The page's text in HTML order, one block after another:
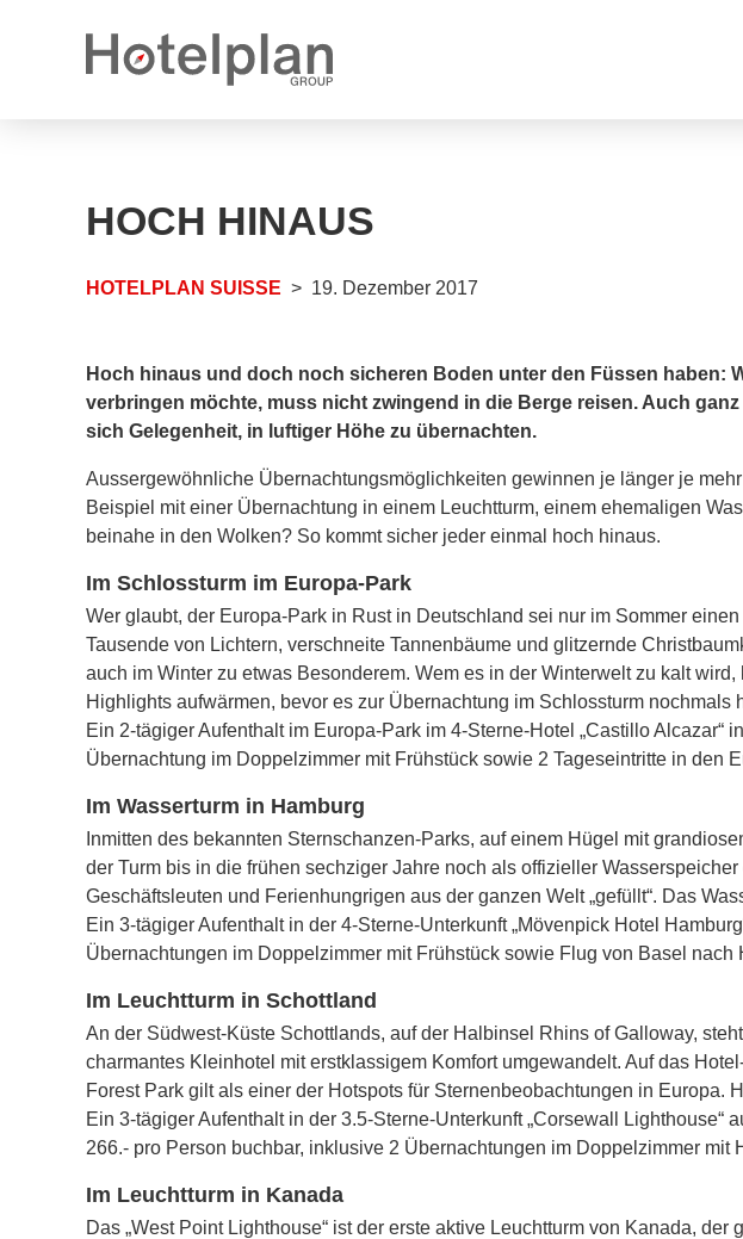
Jahresberichte
Logos
Offene Stellen
Offene Lehrstellen
HOCH HINAUS
HOTELPLAN SUISSE 19. Dezember 2017
Hoch hinaus und doch noch sicheren Boden unter den Füssen haben:
verbringen möchte, muss nicht zwingend in die Berge reisen. Auch
sich Gelegenheit, in luftiger Höhe zu übernachten.
Aussergewöhnliche Übernachtungsmöglichkeiten gewinnen je länger je
Beispiel mit einer Übernachtung in einem Leuchtturm, einem ehemaligen
beinahe in den Wolken? So kommt sicher jeder einmal hoch hinaus.
Im Schlossturm im Europa-Park
Wer glaubt, der Europa-Park in Rust in Deutschland sei nur im Sommer
Tausende von Lichtern, verschneite Tannenbäume und glitzernde
auch im Winter zu etwas Besonderem. Wem es in der Winterwelt zu kalt
Highlights aufwärmen, bevor es zur Übernachtung im Schlossturm
Ein 2-tägiger Aufenthalt im Europa-Park im 4-Sterne-Hotel „Castillo
Übernachtung im Doppelzimmer mit Frühstück sowie 2 Tageseintritte in den
Im Wasserturm in Hamburg
Inmitten des bekannten Sternschanzen-Parks, auf einem Hügel mit
der Turm bis in die frühen sechziger Jahre noch als offizieller
Geschäftsleuten und Ferienhungrigen aus der ganzen Welt „gefüllt“. Das
Ein 3-tägiger Aufenthalt in der 4-Sterne-Unterkunft „Mövenpick Hotel
Übernachtungen im Doppelzimmer mit Frühstück sowie Flug von Basel nach
Im Leuchtturm in Schottland
An der Südwest-Küste Schottlands, auf der Halbinsel Rhins of Galloway,
charmantes Kleinhotel mit erstklassigem Komfort umgewandelt. Auf das
Forest Park gilt als einer der Hotspots für Sternenbeobachtungen in Europa.
Ein 3-tägiger Aufenthalt in der 3.5-Sterne-Unterkunft „Corsewall
266.- pro Person buchbar, inklusive 2 Übernachtungen im Doppelzimmer mit
Im Leuchtturm in Kanada
Das „West Point Lighthouse“ ist der erste aktive Leuchtturm von Kanada,